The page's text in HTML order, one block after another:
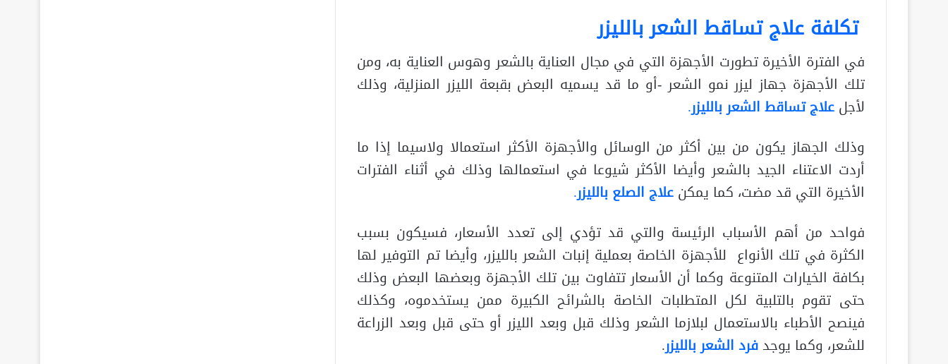
تكلفة علاج تساقط الشعر بالليزر
في الفترة الأخيرة تطورت الأجهزة التي في مجال العناية بالشعر وهوس العناية به، ومن
تلك الأجهزة جهاز ليزر نمو الشعر -أو ما قد يسميه البعض بقبعة الليزر المنزلية، وذلك
لأجلعلاج تساقط الشعر بالليزر.
وذلك الجهاز يكون من بين أكثر من الوسائل والأجهزة الأكثر استعمالا ولاسيما إذا ما
أردت الاعتناء الجيد بالشعر وأيضا الأكثر شيوعا في استعمالها وذلك في أثناء الفترات
الأخيرة التي قد مضت، كما يمكنعلاج الصلع بالليزر.
فواحد من أهم الأسباب الرئيسة والتي قد تؤدي إلى تعدد الأسعار، فسيكون بسبب
الكثرة في تلك الأنواع للأجهزة الخاصة بعملية إنبات الشعر بالليزر، وأيضا تم التوفير لها
بكافة الخيارات المتنوعة وكما أن الأسعار تتفاوت بين تلك الأجهزة وبعضها البعض وذلك
حتى تقوم بالتلبية لكل المتطلبات الخاصة بالشرائح الكبيرة ممن يستخدموه، وكذلك
فينصح الأطباء بالاستعمال لبلازما الشعر وذلك قبل وبعد الليزر أو حتى قبل وبعد الزراعة
للشعر، وكما يوجدفرد الشعر بالليزر.